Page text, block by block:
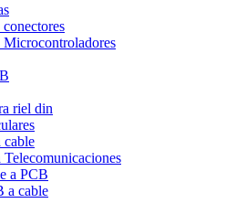
Microcontroladores
riel din
cable
Telecomunicaciones
a PCB
a cable